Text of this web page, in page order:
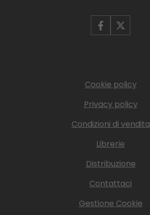
Cookie policy
Privacy policy
Condizioni di vendita
Librerie
Distribuzione
Contattaci
Gestione Cookie